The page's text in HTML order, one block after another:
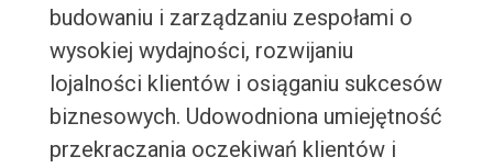
budowaniu i zarządzaniu zespołami o
wysokiej wydajności, rozwijaniu
lojalności klientów i osiąganiu sukcesów
biznesowych. Udowodniona umiejętność
przekraczania oczekiwań klientów i